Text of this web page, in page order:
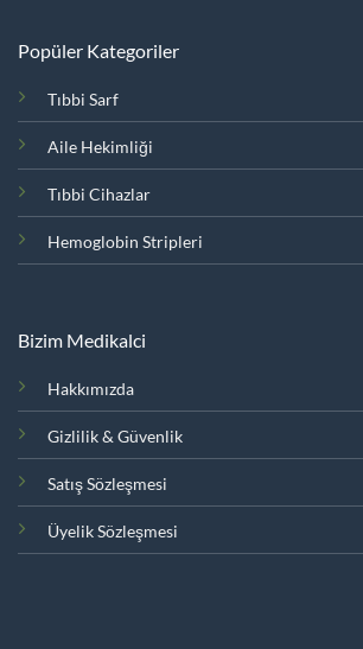
Popüler Kategoriler
Tıbbi Sarf
Aile Hekimliği
Tıbbi Cihazlar
Hemoglobin Stripleri
Bizim Medikalci
Hakkımızda
Gizlilik & Güvenlik
Satış Sözleşmesi
Üyelik Sözleşmesi